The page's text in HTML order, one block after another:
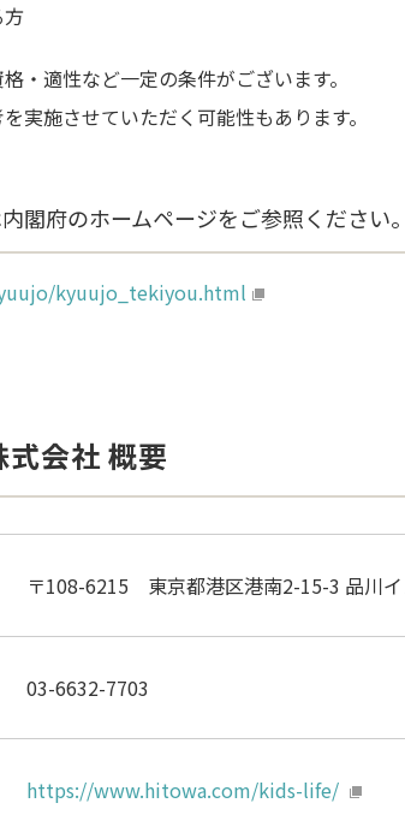
・適性など一定の条件がございます。
実施させていただく可能性もあります。
閣府のホームページをご参照ください。
kyuujo_tekiyou.html
会社 概要
〒108-6215 東京都港区港南2-15-3 品川イ
03-6632-7703
https://www.hitowa.com/kids-life/